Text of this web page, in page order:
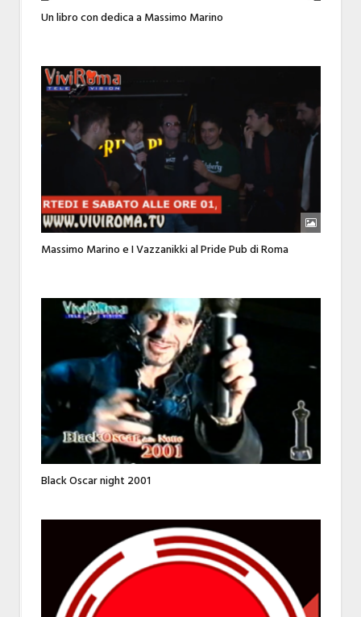
Un libro con dedica a Massimo Marino
Massimo Marino e I Vazzanikki al Pride Pub di Roma
Black Oscar night 2001